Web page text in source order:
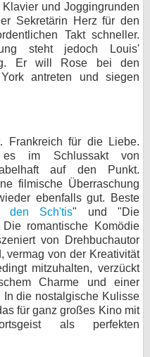
und Joggingrunden
Sekretärin Herz für den
Takt schneller.
steht jedoch Louis'
Er will Rose bei den
antreten und siegen
Frankreich für die Liebe.
es im Schlussakt von
auf den Punkt.
filmische Überraschung
ebenfalls gut. Beste
den Sch'tis" und "Die
romantische Komödie
von Drehbuchautor
vermag von der Kreativität
mitzuhalten, verzückt
Charme und einer
die nostalgische Kulisse
für ganz großes Kino mit
als perfekten